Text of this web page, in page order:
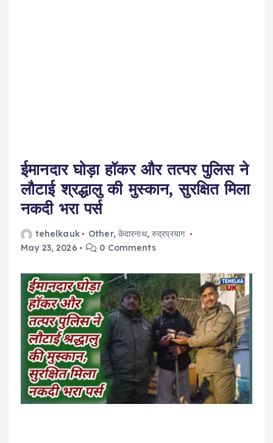
ईमानदार घोड़ा हॉकर और तत्पर पुलिस ने
लौटाई श्रद्धालु की मुस्कान, सुरक्षित मिला
नकदी भरा पर्स
tehelkauk Other,केदारनाथ,रुद्रप्रयाग
May 23, 2026
0 Comments